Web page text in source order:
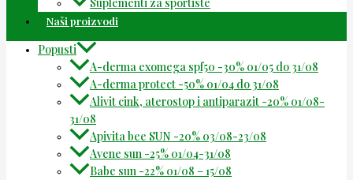
Naši proizvodi
Popusti
A-derma exomega spf50 -30% 01/05 do 31/08
A-derma protect -50% 01/04 do 31/08
Alivit cink, aterostop i antiparazit -20% 01/08-
31/08
Apivita bee SUN -20% 03/08-23/08
Avene sun -25% 01/04-31/08
Babe sun -22% 01/08 – 15/08